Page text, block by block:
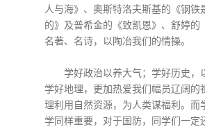
人与海》、奥斯特洛夫斯基的《钢铁
的》及普希金的《致凯恩》、舒婷的
名著、名诗，以陶冶我们的情操。
学好政治以养大气；学好历史，
学好地理，更加热爱我们幅员辽阔的
理利用自然资源，为人类谋福利。而
学同样重要，对于国防，同学们一定